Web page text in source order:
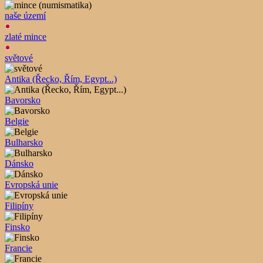
naše území
zlaté mince
světové
Antika (Řecko, Řím, Egypt...)
Bavorsko
Belgie
Bulharsko
Dánsko
Evropská unie
Filipíny
Finsko
Francie